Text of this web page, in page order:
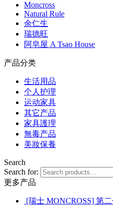
Moncross
Natural Rule
余仁生
瑞德旺
阿皂屋 A Tsao House
产品分类
生活用品
个人护理
运动家具
其它产品
家具護理
無毒产品
美妝保養
Search
Search for:
更多产品
[瑞士 MONCROSS] 第